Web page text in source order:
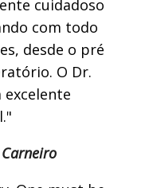
cuidadoso
com todo
desde o pré
O Dr.
excelente